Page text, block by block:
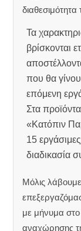
Τα
βρίσκονται
που θα
επόμενη
Στα
«Κατόπιν
15
διαδικασία
Μόλις
με μήνυμα στο
αναχώρησης